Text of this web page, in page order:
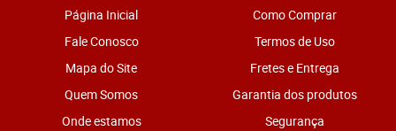
Página Inicial
Fale Conosco
Mapa do Site
Quem Somos
Onde estamos
Como Comprar
Termos de Uso
Fretes e Entrega
Garantia dos produtos
Segurança